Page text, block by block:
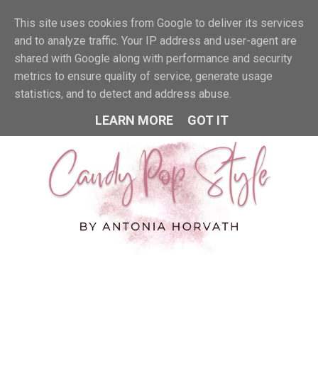
MENU
This site uses cookies from Google to deliver its services
and to analyze traffic. Your IP address and user-agent are
shared with Google along with performance and security
metrics to ensure quality of service, generate usage
statistics, and to detect and address abuse.
LEARN MORE GOT IT